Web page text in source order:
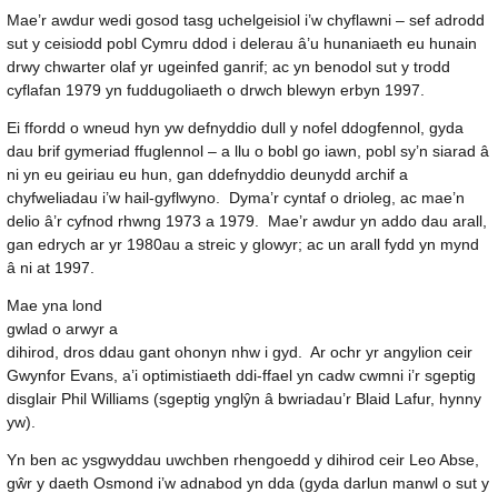
Mae’r awdur wedi gosod tasg uchelgeisiol i’w chyflawni – sef adrodd
sut y ceisiodd pobl Cymru ddod i delerau â’u hunaniaeth eu hunain
drwy chwarter olaf yr ugeinfed ganrif; ac yn benodol sut y trodd
cyflafan 1979 yn fuddugoliaeth o drwch blewyn erbyn 1997.
Ei ffordd o wneud hyn yw defnyddio dull y nofel ddogfennol, gyda
dau brif gymeriad ffuglennol – a llu o bobl go iawn, pobl sy’n siarad â
ni yn eu geiriau eu hun, gan ddefnyddio deunydd archif a
chyfweliadau i’w hail-gyflwyno. Dyma’r cyntaf o drioleg, ac mae’n
delio â’r cyfnod rhwng 1973 a 1979. Mae’r awdur yn addo dau arall,
gan edrych ar yr 1980au a streic y glowyr; ac un arall fydd yn mynd
â ni at 1997.
Mae yna lond
gwlad o arwyr a
dihirod, dros ddau gant ohonyn nhw i gyd. Ar ochr yr angylion ceir
Gwynfor Evans, a’i optimistiaeth ddi-ffael yn cadw cwmni i’r sgeptig
disglair Phil Williams (sgeptig ynglŷn â bwriadau’r Blaid Lafur, hynny
yw).
Yn ben ac ysgwyddau uwchben rhengoedd y dihirod ceir Leo Abse,
gŵr y daeth Osmond i’w adnabod yn dda (gyda darlun manwl o sut y